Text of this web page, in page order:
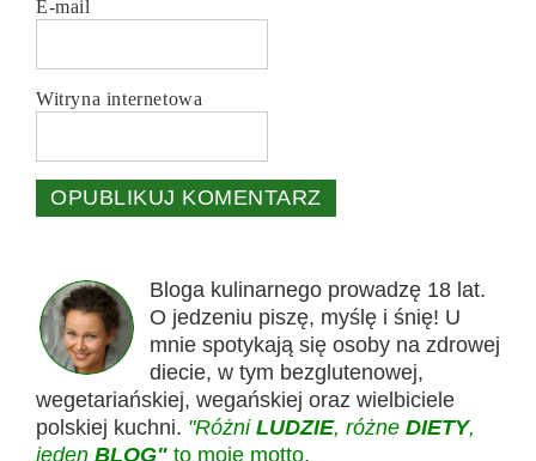
E-mail
Witryna internetowa
Bloga kulinarnego prowadzę 18 lat.
O jedzeniu piszę, myślę i śnię! U
mnie spotykają się osoby na zdrowej
diecie, w tym bezglutenowej,
wegetariańskiej, wegańskiej oraz wielbiciele
polskiej kuchni. "Różni LUDZIE, różne DIETY,
jeden BLOG" to moje motto.